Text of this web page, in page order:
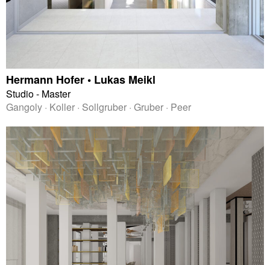
Hermann Hofer • Lukas Meikl
Studio - Master
Gangoly · Koller · Sollgruber · Gruber · Peer